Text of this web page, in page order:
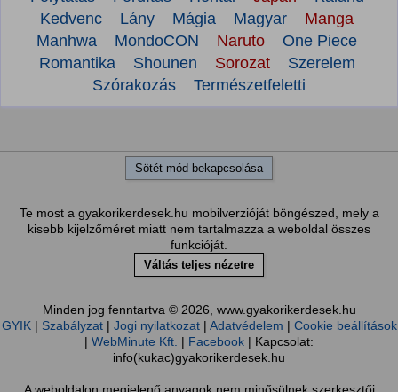
Kedvenc
Lány Mágia Magyar
Manga
Manhwa
MondoCON Naruto
One Piece
Romantika
Shounen Sorozat
Szerelem
Szórakozás
Természetfeletti
Sötét mód bekapcsolása
Te most a gyakorikerdesek.hu mobilverzióját böngészed, mely a
kisebb kijelzőméret miatt nem tartalmazza a weboldal összes
funkcióját.
Váltás teljes nézetre
Minden jog fenntartva © 2026, www.gyakorikerdesek.hu
GYIK| Szabályzat| Jogi nyilatkozat| Adatvédelem | Cookie beállítások
| WebMinute Kft. | Facebook | Kapcsolat:
info(kukac)gyakorikerdesek.hu